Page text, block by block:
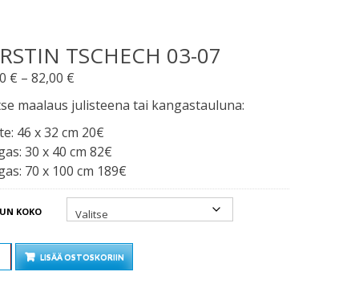
TSCHECH 03-07
€ – 82,00 €Hintaluokka:
20,00 €
-
82,00 €
maalaus julisteena tai kangastauluna:
46 x 32 cm 20€
30 x 40 cm 82€
70 x 100 cm 189€
KOKO
LISÄÄ OSTOSKORIIN